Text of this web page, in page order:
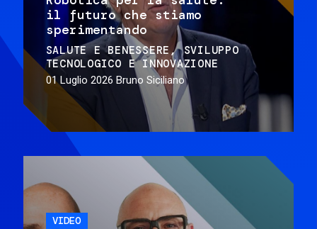
il futuro che stiamo
sperimentando
SALUTE E BENESSERE
SVILUPPO
TECNOLOGICO E INNOVAZIONE
01 Luglio 2026 Bruno Siciliano
VIDEO